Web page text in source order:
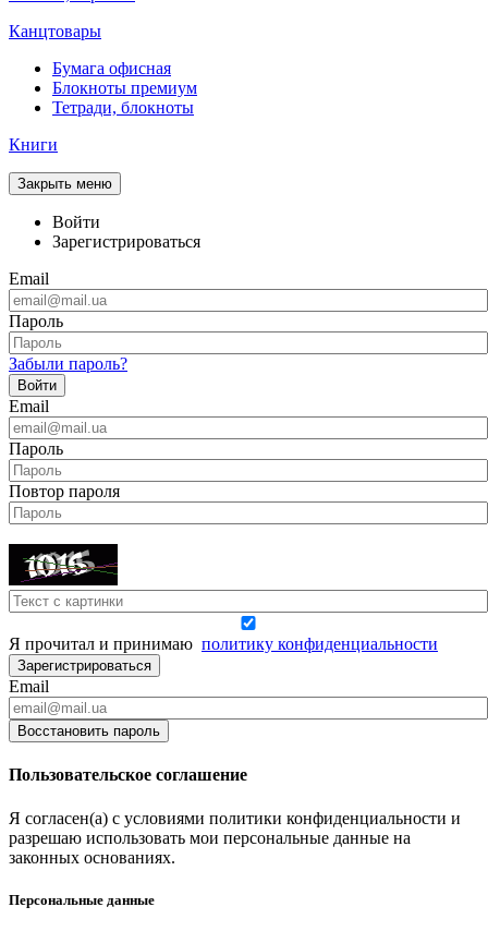
Канцтовары
Бумага офисная
Блокноты премиум
Тетради, блокноты
Книги
Закрыть меню
Войти
Зарегистрироваться
Email
Пароль
Забыли пароль?
Войти
Email
Пароль
Повтор пароля
Я прочитал и принимаю политику конфиденциальности
Зарегистрироваться
Email
Восстановить пароль
Пользовательское соглашение
Я согласен(а) с условиями политики конфиденциальности и
разрешаю использовать мои персональные данные на
законных основаниях.
Персональные данные